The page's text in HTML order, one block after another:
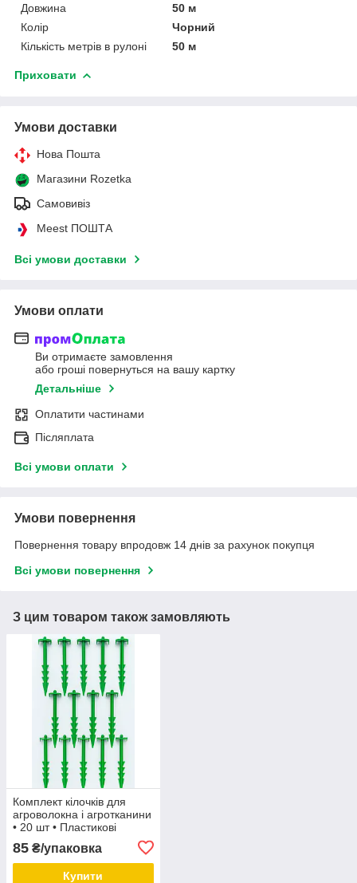
Довжина
50 м
Колір
Чорний
Кількість метрів в рулоні
50 м
Приховати
Умови доставки
Нова Пошта
Магазини Rozetka
Самовивіз
Meest ПОШТА
Всі умови доставки
Умови оплати
Ви отримаєте замовлення
або гроші повернуться на вашу картку
Детальніше
Оплатити частинами
Післяплата
Всі умови оплати
Умови повернення
Повернення товару впродовж 14 днів за рахунок покупця
Всі умови повернення
З цим товаром також замовляють
Комплект кілочків для
агроволокна і агротканини
• 20 шт • Пластикові
кріплення геотекстилю
85 ₴/упаковка
Купити